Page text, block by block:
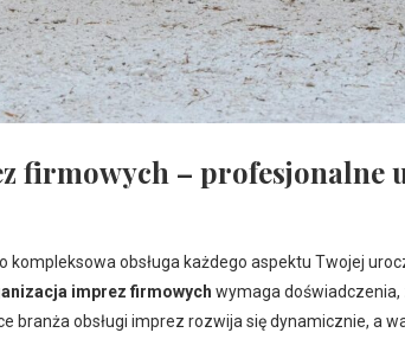
firmowych – profesjonalne
kompleksowa obsługa każdego aspektu Twojej
imprez firmowych wymaga
branża obsługi imprez rozwija się dynamicznie, a